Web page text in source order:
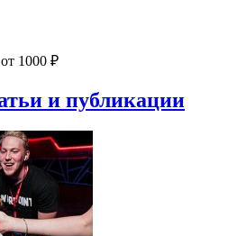
1000 ₽
и публикации